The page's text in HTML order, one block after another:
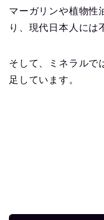
マーガリンや植物性
り、現代日本人には
そして、ミネラルで
足しています。